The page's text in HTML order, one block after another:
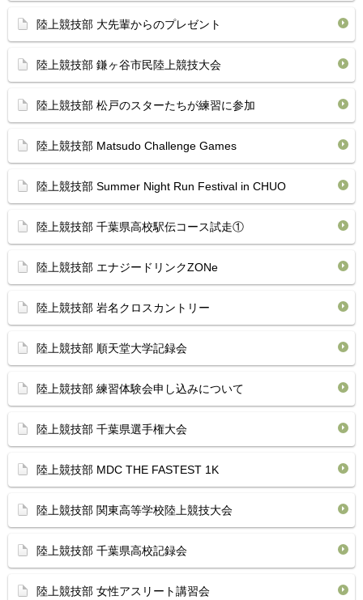
陸上競技部 大先輩からのプレゼント
陸上競技部 鎌ヶ谷市民陸上競技大会
陸上競技部 松戸のスターたちが練習に参加
陸上競技部 Matsudo Challenge Games
陸上競技部 Summer Night Run Festival in CHUO
陸上競技部 千葉県高校駅伝コース試走①
陸上競技部 エナジードリンクZONe
陸上競技部 岩名クロスカントリー
陸上競技部 順天堂大学記録会
陸上競技部 練習体験会申し込みについて
陸上競技部 千葉県選手権大会
陸上競技部 MDC THE FASTEST 1K
陸上競技部 関東高等学校陸上競技大会
陸上競技部 千葉県高校記録会
陸上競技部 女性アスリート講習会